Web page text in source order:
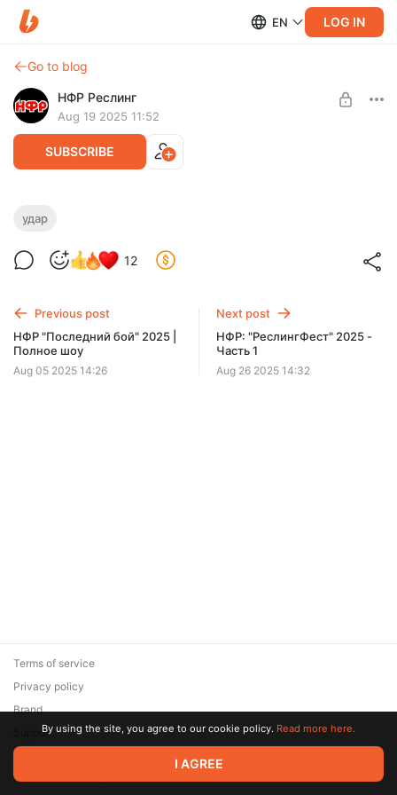
EN LOG IN
Go to blog
НФР Реслинг
Aug 19 2025 11:52
SUBSCRIBE
НФР: "УДАР" 242 | Трехсторонний бой |
НФР | Королевская битва
за титул Чемпиона НФР, Королевская битва
Доступ к PPV и не только
удар
12
Previous post
НФР "Последний бой" 2025 |
Полное шоу
Aug 05 2025 14:26
Next post
НФР: "РеслингФест" 2025 -
Часть 1
Aug 26 2025 14:32
© 2026 Zaya Solutions Limited. All rights reserved. All trademarks
are the property of their respective owners.
Terms of service
Privacy policy
Brand
SupportBy using the site, you agree to our cookie policy. Read more here.
I AGREE